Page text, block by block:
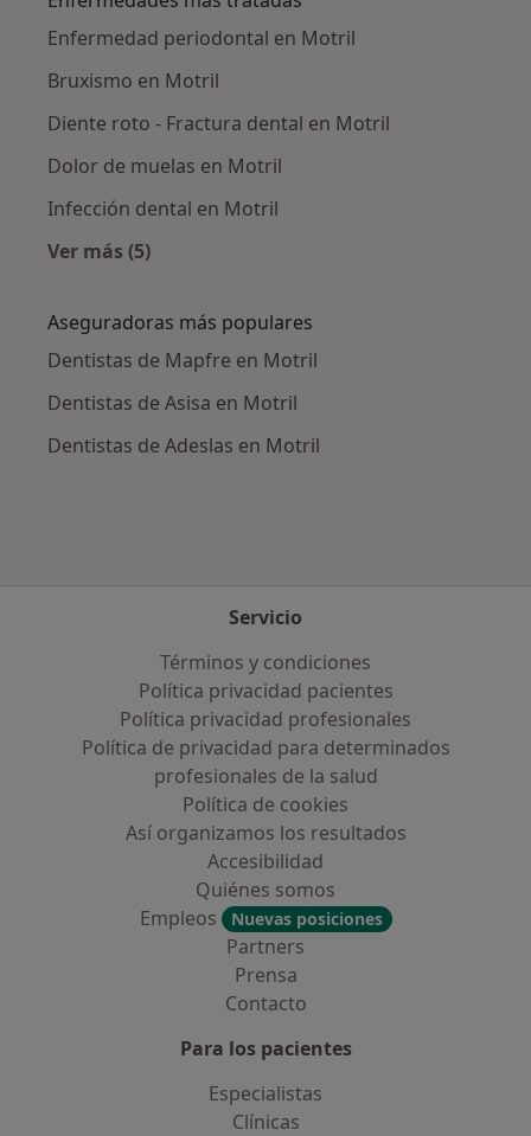
Enfermedad periodontal en Motril
Bruxismo en Motril
Diente roto - Fractura dental en Motril
Dolor de muelas en Motril
Infección dental en Motril
Ver más (5)
Aseguradoras más populares
Dentistas de Mapfre en Motril
Dentistas de Asisa en Motril
Dentistas de Adeslas en Motril
Servicio
Términos y condiciones
Política privacidad pacientes
Política privacidad profesionales
Política de privacidad para determinados
profesionales de la salud
Política de cookies
Así organizamos los resultados
Accesibilidad
Quiénes somos
Empleos
Nuevas posiciones
Partners
Prensa
Contacto
Para los pacientes
Especialistas
Clínicas